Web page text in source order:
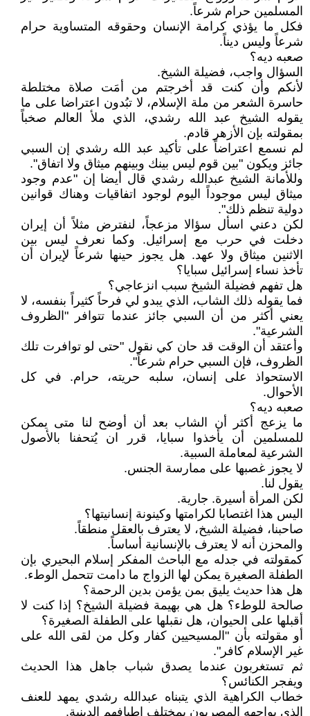
المسلمين حرام شرعاً.
فكل ما يؤذي كرامة الإنسان وحقوقه المتساوية حرام
شرعاً وليس ديناً.
صعبه ديه؟
السؤال واجب، فضيلة الشيخ.
لأنكم وأن كنت قد أخرجتم من أمَت صلاة مختلطة
حاسرة الشعر من ملة الإسلام، لا تبُدون اعتراضا على ما
يقوله الشيخ عبد الله رشدي، الذي ملأ العالم صخباً
بمقولته بإن الأزهر قادم.
لم نسمع اعتراضاً على تأكيد عبد الله رشدي إن السبي
جائز ويكون "بين قوم ليس بينك وبينهم ميثاق ولا اتفاق".
وللأمانة الشيخ عبدالله رشدي قال أيضا إن "عدم وجود
ميثاق ليس موجوداً اليوم لوجود اتفاقيات وهناك قوانين
دولية تنظم ذلك".
لكن دعني اسأل سؤالا مزعجاً، لنفترض مثلاً أن إيران
دخلت في حرب مع إسرائيل. وكما نعرف ليس بين
الاثنين ميثاق ولا عهد. هل يجوز حينها شرعاً لإيران أن
تأخذ نساء إسرائيل سبايا؟
هل تفهم فضيلة الشيخ سبب انزعاجي؟
فما يقوله ذلك الشاب، الذي يبدو لي فرحاً كثيراً بنفسه، لا
يعني أكثر من أن السبي جائز عندما تتوافر "الظروف
الشرعية".
وأعتقد أن الوقت قد حان كي نقول "حتى لو توافرت تلك
الظروف، فإن السبي حرام شرعاً".
الاستحواذ على إنسان، سلبه حريته، حرام. في كل
الأحوال.
صعبه ديه؟
ما يزعج أكثر أن الشاب بعد أن أوضح لنا متى يمكن
للمسلمين أن يأخذوا سبايا، قرر ان يُتحفنا بالأصول
الشرعية لمعاملة السبية.
لا يجوز غصبها على ممارسة الجنس.
يقول لنا.
لكن المرأة أسيرة. جارية.
اليس هذا اغتصابا لكرامتها وكينونة إنسانيتها؟
صاحبنا، فضيلة الشيخ، لا يعترف بالعقل منطقاً.
والمحزن أنه لا يعترف بالإنسانية أساساً.
كمقولته في جدله مع الباحث المفكر إسلام البحيري بإن
الطفلة الصغيرة يمكن لها الزواج ما دامت تتحمل الوطء.
هل هذا حديث يليق بمن يؤمن بدين الرحمة؟
صالحة للوطء؟ هل هي بهيمة فضيلة الشيخ؟ إذا كنت لا
أقبلها على الحيوان، هل نقبلها على الطفلة الصغيرة؟
أو مقولته بأن "المسيحيين كفار وكل من لقى الله على
غير الإسلام كافر".
ثم تستغربون عندما يصدق شباب جاهل هذا الحديث
ويفجر الكنائس؟
خطاب الكراهية الذي يتبناه عبدالله رشدي يمهد للعنف
الذي يواجهه المصريون بمختلف اطيافهم الدينية.